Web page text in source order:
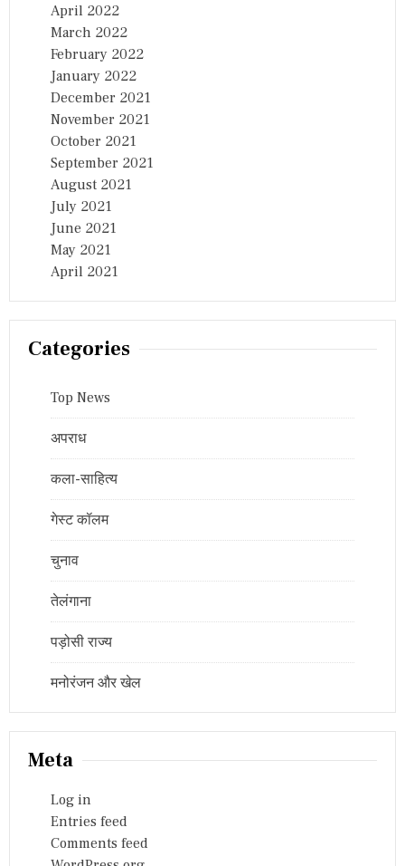
April 2022
March 2022
February 2022
January 2022
December 2021
November 2021
October 2021
September 2021
August 2021
July 2021
June 2021
May 2021
April 2021
Categories
Top News
अपराध
कला-साहित्य
गेस्ट कॉलम
चुनाव
तेलंगाना
पड़ोसी राज्य
मनोरंजन और खेल
Meta
Log in
Entries feed
Comments feed